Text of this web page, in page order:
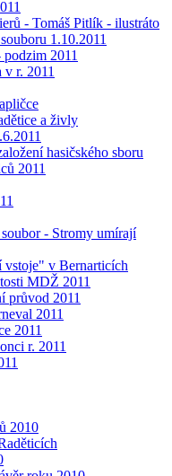
- Tomáš Pitlík - ilustráto
1.10.2011
2011
v r. 2011
a živly
hasičského sboru
2011
- Stromy umírají
v Bernarticích
MDŽ 2011
průvod 2011
2011
2011
r. 2011
2010